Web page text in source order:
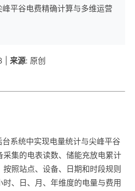
平谷电费精确计算与多维运营
| 来源: 原创
系统中实现电量统计与尖峰平谷
采集的电表读数、储能充放电累计
照站点、设备、日期和时段规则
、日、月、年维度的电量与费用